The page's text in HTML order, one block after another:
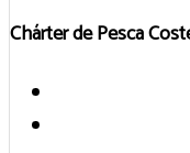
Chárter de Pesca